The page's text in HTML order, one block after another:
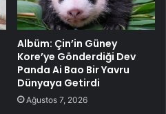
Albüm: Çin’in Güney
Kore’ye Gönderdiği Dev
Panda Ai Bao Bir Yavru
Dünyaya Getirdi
Ağustos 7, 2026